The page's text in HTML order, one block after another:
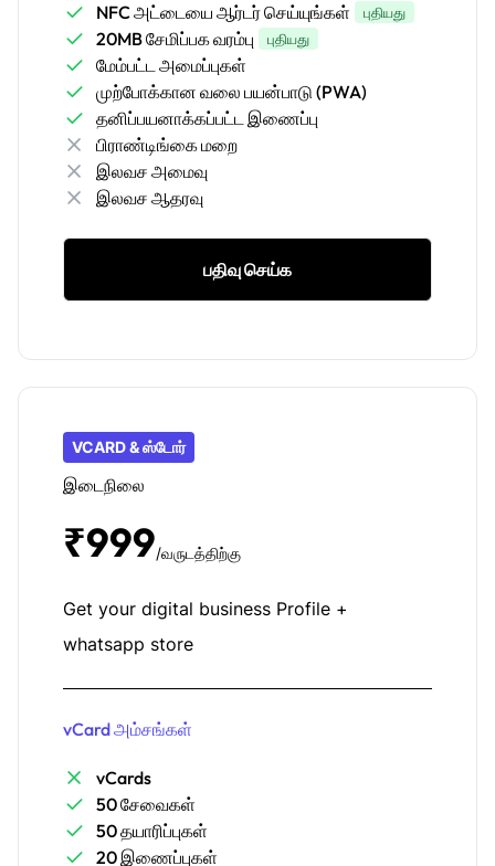
NFC அட்டையை ஆர்டர் செய்யுங்கள் புதியது
20MB சேமிப்பக வரம்பு புதியது
மேம்பட்ட அமைப்புகள்
முற்போக்கான வலை பயன்பாடு (PWA)
தனிப்பயனாக்கப்பட்ட இணைப்பு
பிராண்டிங்கை மறை
இலவச அமைவு
இலவச ஆதரவு
பதிவு செய்க
VCARD & ஸ்டோர்
இடைநிலை
₹999/வருடத்திற்கு
Get your digital business Profile +
whatsapp store
vCard அம்சங்கள்
vCards
50 சேவைகள்
50 தயாரிப்புகள்
20 இணைப்புகள்